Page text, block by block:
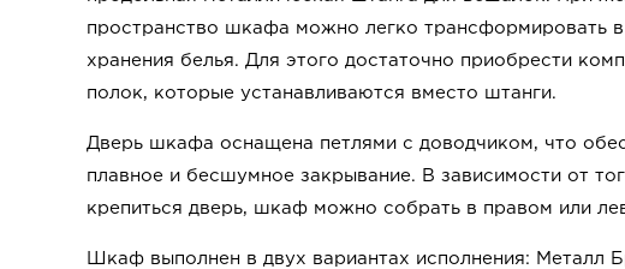
пространство шкафа можно легко трансформировать в
хранения белья. Для этого достаточно приобрести
полок, которые устанавливаются вместо штанги.
Дверь шкафа оснащена петлями с доводчиком, что
плавное и бесшумное закрывание. В зависимости от
крепиться дверь, шкаф можно собрать в правом или
Шкаф выполнен в двух вариантах исполнения: Металл